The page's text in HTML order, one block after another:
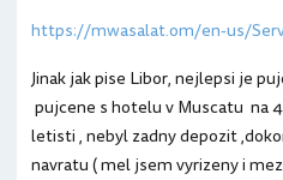
https://mwasalat.om/en-us/
Jinak jak pise Libor, nejlepsi je
pujcene s hotelu v Muscatu na
letisti , nebyl zadny depozit
navratu ( mel jsem vyrizeny i